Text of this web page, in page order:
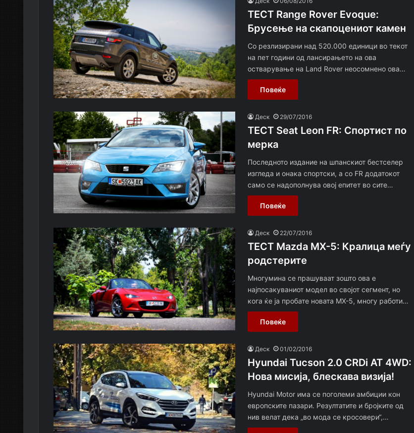
ТЕСТ Rаnge Rover Evoque:
Брусење на скапоцениот камен
Со резлизирани над 520.000 единици во текот
на пет години од лансирањето на ова
остварување на Land Rover неосомнено ова…
Повеќе
Деск 29/07/2016
ТЕСТ Seat Leon FR: Спортист по
мерка
Последното издание на шпанскиот бестселер
изгледа и онака спортски, а со FR додатокот
само се надополнува овој епитет во сите…
Повеќе
Деск 22/07/2016
ТЕСТ Mazda MX-5: Кралица меѓу
родстерите
Многумина се прашуваат зошто ова е
најпосакуваниот модел во својот сегмент, но
кога ќе ја пробате новата МХ-5, многу работи…
Повеќе
Деск 01/02/2016
Hyundai Tucson 2.0 CRDi AT 4WD:
Нова мисија, блескава визија!
Hyundai Motor има се поголеми амбиции кон
европските пазари. Резултатите и бројките од
нив велат дека „во мода се кросовери“,…